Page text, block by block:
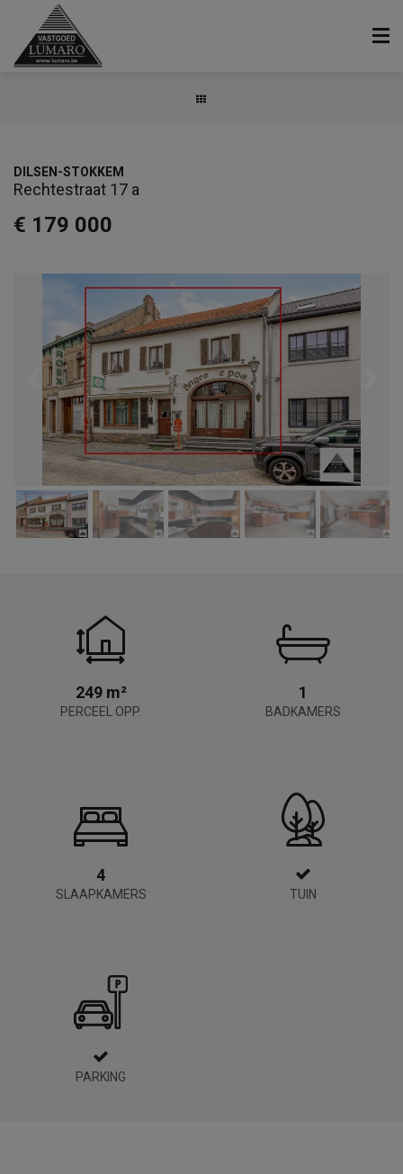
€ 179 000
DILSEN-STOKKEM
Rechtestraat 17 a
249 m²
PERCEEL OPP.
1
BADKAMERS
4
SLAAPKAMERS TUIN
PARKING